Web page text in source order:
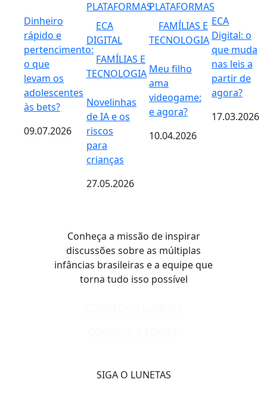
Dinheiro
rápido e
pertencimento:
o que
levam os
adolescentes
às bets?
09.07.2026
PLATAFORMAS
ECA
DIGITAL
FAMÍLIAS E
TECNOLOGIA
Novelinhas
de IA e os
riscos
para
crianças
27.05.2026
PLATAFORMAS
FAMÍLIAS E
TECNOLOGIA
Meu filho
ama
videogame:
e agora?
10.04.2026
ECA
Digital: o
que muda
nas leis a
partir de
agora?
17.03.2026
Conheça a missão de inspirar
discussões sobre as múltiplas
infâncias brasileiras e a equipe que
torna tudo isso possível
SIGA O LUNETAS